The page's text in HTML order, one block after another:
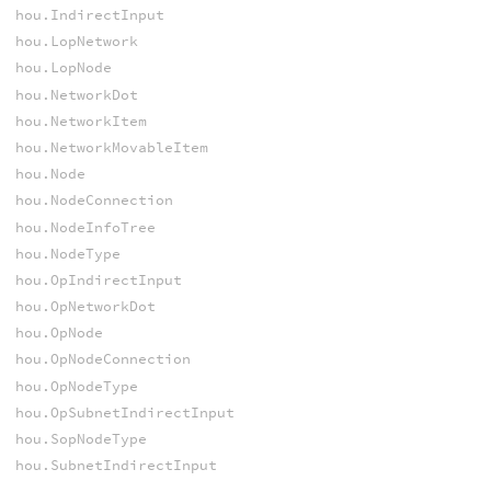
hou.IndirectInput
hou.LopNetwork
hou.LopNode
hou.NetworkDot
hou.NetworkItem
hou.NetworkMovableItem
hou.Node
hou.NodeConnection
hou.NodeInfoTree
hou.NodeType
hou.OpIndirectInput
hou.OpNetworkDot
hou.OpNode
hou.OpNodeConnection
hou.OpNodeType
hou.OpSubnetIndirectInput
hou.SopNodeType
hou.SubnetIndirectInput